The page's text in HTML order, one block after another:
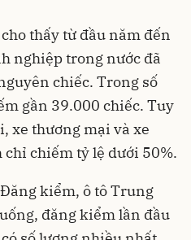
thấy từ đầu năm đến
nghiệp trong nước đã
chiếc. Trong số
gần 39.000 chiếc. Tuy
xe thương mại và xe
chiếm tỷ lệ dưới 50%.
kiểm, ô tô Trung
đăng kiểm lần đầu